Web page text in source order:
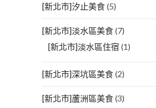
[新北市]汐止美食(5)
[新北市]淡水區美食(7)
[新北市]淡水區住宿 (1)
[新北市]深坑區美食(2)
[新北市]蘆洲區美食(3)